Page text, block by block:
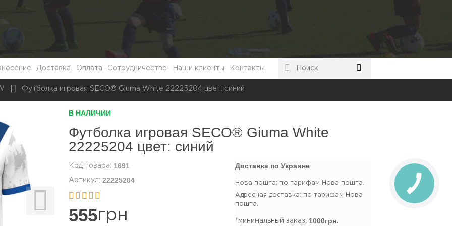
Доставка Оплата Сотрудничество Наши клиенты Контакты
Футболка игровая SECO® Giuma White 22225204 цвет: синий
В НАЛИЧИИ
Футболка игровая SECO® Giuma White
22225204 цвет: синий
1691
22225204


555грн
Доставка по Украине
Нова пошта: по тарифам Нова пошта.
Адресная доставка: по тарифам Нова
пошта.
*минимальный заказ: 1000грн.